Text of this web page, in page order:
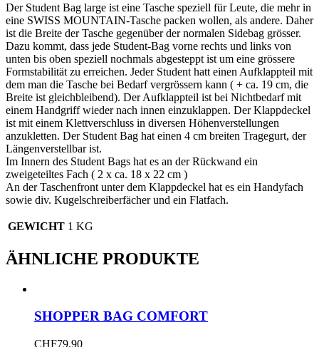
Der Student Bag large ist eine Tasche speziell für Leute, die mehr in
eine SWISS MOUNTAIN-Tasche packen wollen, als andere. Daher
ist die Breite der Tasche gegenüber der normalen Sidebag grösser.
Dazu kommt, dass jede Student-Bag vorne rechts und links von
unten bis oben speziell nochmals abgesteppt ist um eine grössere
Formstabilität zu erreichen. Jeder Student hatt einen Aufklappteil mit
dem man die Tasche bei Bedarf vergrössern kann ( + ca. 19 cm, die
Breite ist gleichbleibend). Der Aufklappteil ist bei Nichtbedarf mit
einem Handgriff wieder nach innen einzuklappen. Der Klappdeckel
ist mit einem Klettverschluss in diversen Höhenverstellungen
anzukletten. Der Student Bag hat einen 4 cm breiten Tragegurt, der
Längenverstellbar ist.
Im Innern des Student Bags hat es an der Rückwand ein
zweigeteiltes Fach ( 2 x ca. 18 x 22 cm )
An der Taschenfront unter dem Klappdeckel hat es ein Handyfach
sowie div. Kugelschreiberfächer und ein Flatfach.
GEWICHT 1 KG
ÄHNLICHE PRODUKTE
SHOPPER BAG COMFORT
CHF79.90